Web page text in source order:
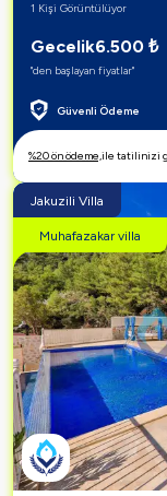
Güvenli Ödeme
Gecelik6.500 ₺
"den başlayan fiyatlar"
1 Kişi Görüntülüyor
%20 ön ödeme,ile tatilinizi
Jakuzili Villa
Muhafazakar villa